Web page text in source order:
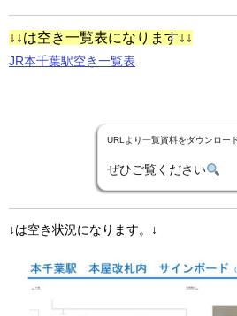
↓↓は空き一覧表になります↓↓
JR本千葉駅空き一覧表
URLより一覧資料をダウンロー
ぜひご覧ください
↓は空き状況になります。↓